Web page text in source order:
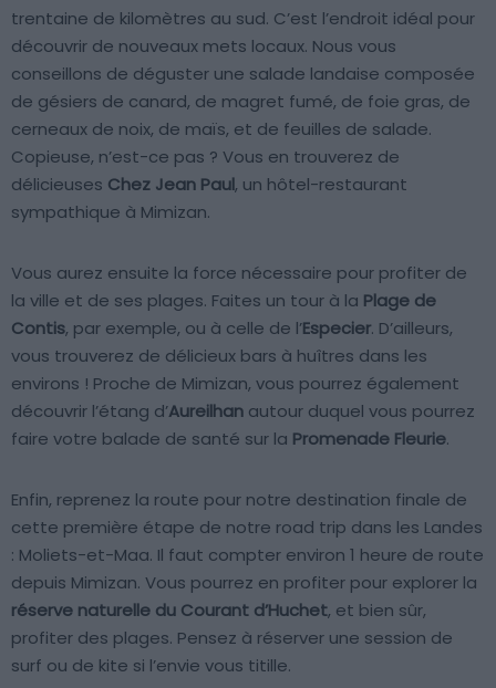
trentaine de kilomètres au sud. C’est l’endroit idéal pour
découvrir de nouveaux mets locaux. Nous vous
conseillons de déguster une salade landaise composée
de gésiers de canard, de magret fumé, de foie gras, de
cerneaux de noix, de maïs, et de feuilles de salade.
Copieuse, n’est-ce pas ? Vous en trouverez de
délicieuses Chez Jean Paul, un hôtel-restaurant
sympathique à Mimizan.
Vous aurez ensuite la force nécessaire pour profiter de
la ville et de ses plages. Faites un tour à la Plage de
Contis, par exemple, ou à celle de l’Especier. D’ailleurs,
vous trouverez de délicieux bars à huîtres dans les
environs ! Proche de Mimizan, vous pourrez également
découvrir l’étang d’Aureilhan autour duquel vous pourrez
faire votre balade de santé sur la Promenade Fleurie.
Enfin, reprenez la route pour notre destination finale de
cette première étape de notre road trip dans les Landes
: Moliets-et-Maa. Il faut compter environ 1 heure de route
depuis Mimizan. Vous pourrez en profiter pour explorer la
réserve naturelle du Courant d’Huchet, et bien sûr,
profiter des plages. Pensez à réserver une session de
surf ou de kite si l’envie vous titille.